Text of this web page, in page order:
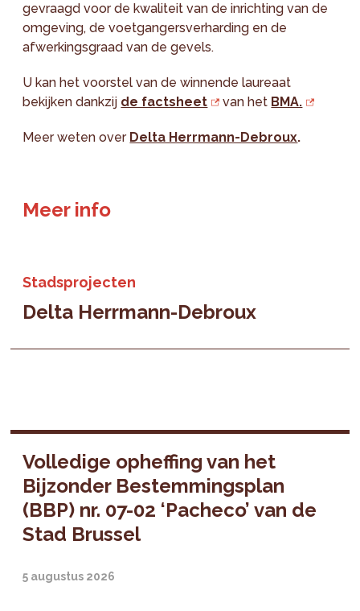
gevraagd voor de kwaliteit van de inrichting van de
omgeving, de voetgangersverharding en de
afwerkingsgraad van de gevels.
U kan het voorstel van de winnende laureaat
bekijken dankzij de factsheet van het BMA.
Meer weten over Delta Herrmann-Debroux.
Meer info
Stadsprojecten
Delta Herrmann-Debroux
Volledige opheffing van het
Bijzonder Bestemmingsplan
(BBP) nr. 07-02 ‘Pacheco’ van de
Stad Brussel
5 augustus 2026